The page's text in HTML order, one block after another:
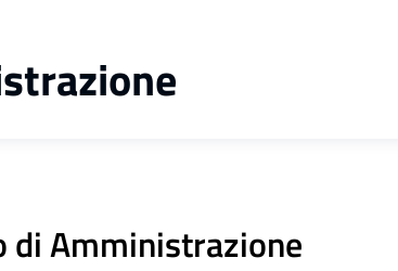
di Amministrazione